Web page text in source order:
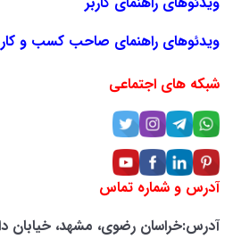
ویدئوهای راهنمای صاحب کسب و کار
شبکه های اجتماعی
آدرس و شماره تماس